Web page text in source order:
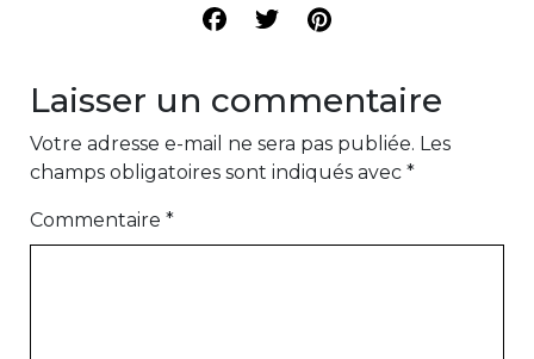
Laisser un commentaire
Votre adresse e-mail ne sera pas publiée. Les
champs obligatoires sont indiqués avec *
Commentaire *